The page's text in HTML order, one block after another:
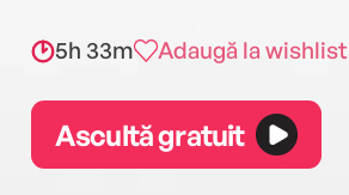
5h 33m Adaugă la wishlist
Ascultă gratuit